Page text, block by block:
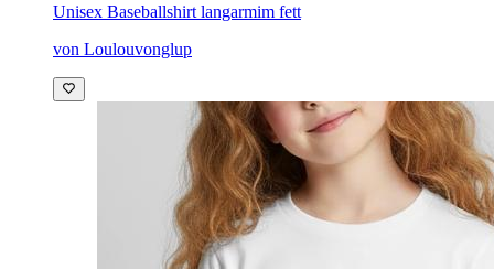
Unisex Baseballshirt langarmim fett
von Loulouvonglup